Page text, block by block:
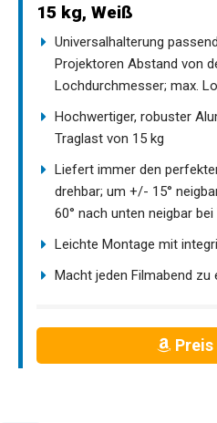
15 kg, Weiß
Universalhalterung
Projektoren Abstand von
Lochdurchmesser; max.
Hochwertiger, robuster
Traglast von 15 kg
Liefert immer den
drehbar; um +/- 15°
60° nach unten neigbar
Leichte Montage mit
Macht jeden Filmabend zu